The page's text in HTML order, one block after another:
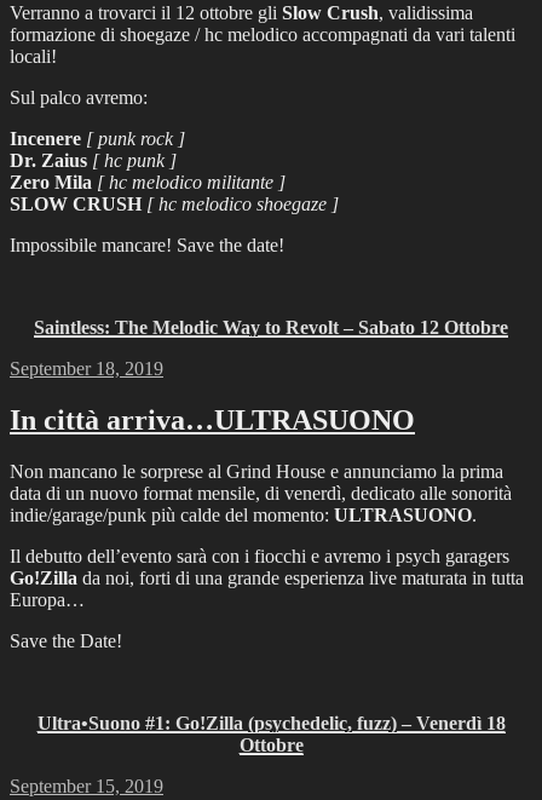
Verranno a trovarci il 12 ottobre gli Slow Crush, validissima
formazione di shoegaze / hc melodico accompagnati da vari talenti
locali!
Sul palco avremo:
Incenere [ punk rock ]
Dr. Zaius [ hc punk ]
Zero Mila [ hc melodico militante ]
SLOW CRUSH [ hc melodico shoegaze ]
Impossibile mancare! Save the date!
Saintless: The Melodic Way to Revolt – Sabato 12 Ottobre
Posted
September 18, 2019
In città arriva…ULTRASUONO
Non mancano le sorprese al Grind House e annunciamo la prima
data di un nuovo format mensile, di venerdì, dedicato alle sonorità
indie/garage/punk più calde del momento: ULTRASUONO.
Il debutto dell’evento sarà con i fiocchi e avremo i psych garagers
Go!Zilla da noi, forti di una grande esperienza live maturata in tutta
Europa…
Save the Date!
Ultra•Suono #1: Go!Zilla (psychedelic, fuzz) – Venerdì 18
Ottobre
Posted
September 15, 2019